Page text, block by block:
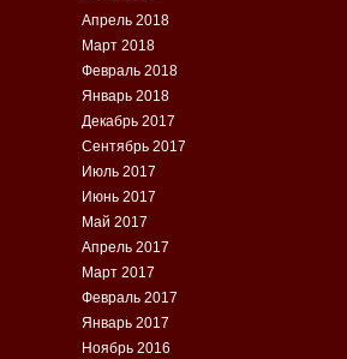
Апрель 2018
Март 2018
Февраль 2018
Январь 2018
Декабрь 2017
Сентябрь 2017
Июль 2017
Июнь 2017
Май 2017
Апрель 2017
Март 2017
Февраль 2017
Январь 2017
Ноябрь 2016